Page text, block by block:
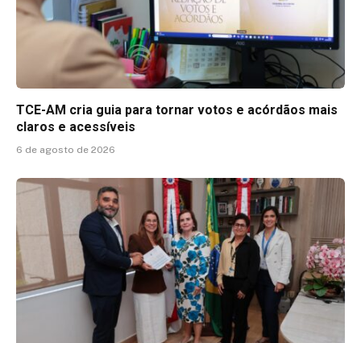
TCE-AM cria guia para tornar votos e acórdãos mais
claros e acessíveis
6 de agosto de 2026